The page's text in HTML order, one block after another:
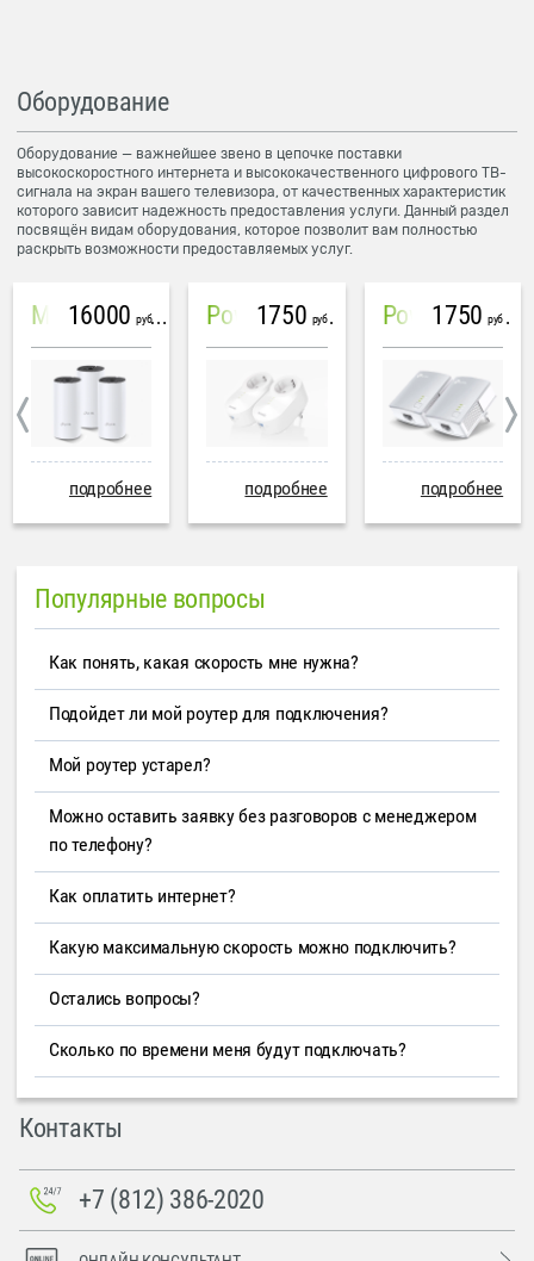
Оборудование
Оборудование — важнейшее звено в цепочке поставки
высокоскоростного интернета и высококачественного цифрового ТВ-
сигнала на экран вашего телевизора, от качественных характеристик
которого зависит надежность предоставления услуги. Данный раздел
посвящён видам оборудования, которое позволит вам полностью
раскрыть возможности предоставляемых услуг.
Mesh система TP-Link Deco M4 (3 устройства)
16000 руб
подробнее
PowerLine Tenda PH6
1750 руб
подробнее
PowerLine TP-Link AV600
1750 руб
подробнее
Популярные вопросы
Как понять, какая скорость мне нужна?
Подойдет ли мой роутер для подключения?
Мой роутер устарел?
Можно оставить заявку без разговоров с менеджером
по телефону?
Как оплатить интернет?
Какую максимальную скорость можно подключить?
Остались вопросы?
Сколько по времени меня будут подключать?
Контакты
+7 (812) 386-2020